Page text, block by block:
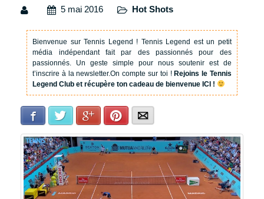
5 mai 2016 Hot Shots
Bienvenue sur Tennis Legend ! Tennis Legend est un petit
média indépendant fait par des passionnés pour des
passionnés. Un geste simple pour nous soutenir est de
t’inscrire à la newsletter.On compte sur toi !Rejoins le Tennis
Legend Club et récupère ton cadeau de bienvenue ICI !
Facebook Twitter Google+Pinterest